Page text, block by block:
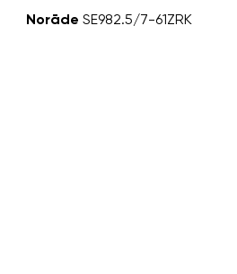
Norāde SE982.5/7-61ZRK